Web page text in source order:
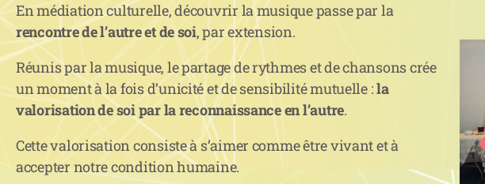
En médiation culturelle, découvrir la musique passe par la
rencontre de l’autre et de soi, par extension.
Réunis par la musique, le partage de rythmes et de chansons crée
un moment à la fois d’unicité et de sensibilité mutuelle :la
valorisation de soi par la reconnaissance en l’autre.
Cette valorisation consiste à s’aimer comme être vivant et à
accepter notre condition humaine.